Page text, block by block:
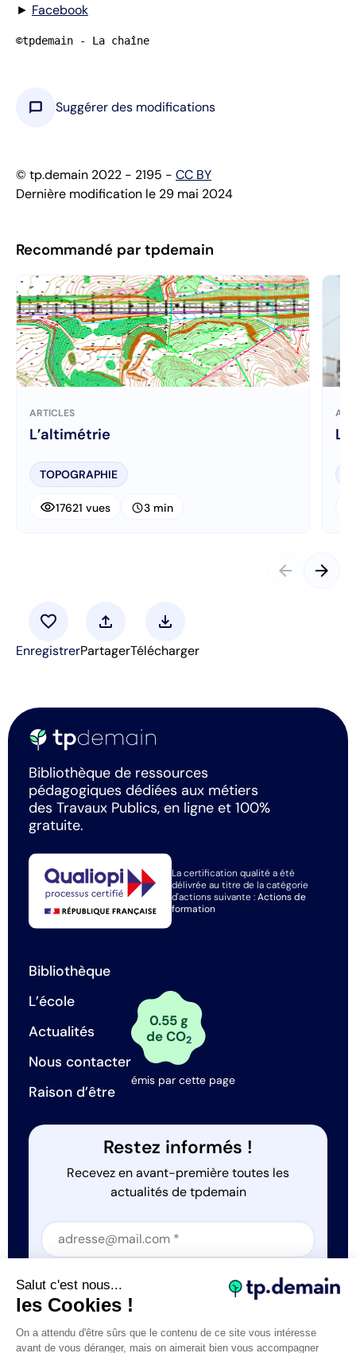
► Facebook
©tpdemain - La chaîne
chat_bubble Suggérer des modifications
© tp.demain 2022 - 2195 - CC BY
Dernière modification le 29 mai 2024
Recommandé par tpdemain
ARTICLES
L’altimétrie
TOPOGRAPHIE
visibility17621 vues schedule3 min
arrow_back arrow_forward
favorite
Enregistrer
upload
Partager
download
Télécharger
Bibliothèque de ressources
pédagogiques dédiées aux métiers
des Travaux Publics, en ligne et 100%
gratuite.
La certification qualité a été
délivrée au titre de la catégorie
d'actions suivante :Actions de
formation
Bibliothèque
L’école
Actualités
Nous contacter
Raison d’être
0.55 g
de CO2
émis par cette page
Restez informés !
Recevez en avant-première toutes les
actualités de tpdemain
Section
Section
J'accepte que tp.demain utilise mes informations
Salut c'est nous...
les Cookies !
On a attendu d'être sûrs que le contenu de ce site vous intéresse
avant de vous déranger, mais on aimerait bien vous accompagner